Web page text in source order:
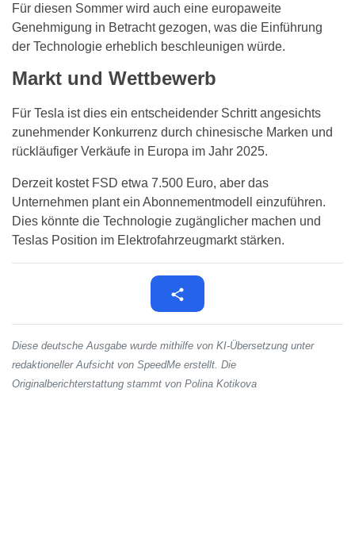
Für diesen Sommer wird auch eine europaweite
Genehmigung in Betracht gezogen, was die Einführung
der Technologie erheblich beschleunigen würde.
Markt und Wettbewerb
Für Tesla ist dies ein entscheidender Schritt angesichts
zunehmender Konkurrenz durch chinesische Marken und
rückläufiger Verkäufe in Europa im Jahr 2025.
Derzeit kostet FSD etwa 7.500 Euro, aber das
Unternehmen plant ein Abonnementmodell einzuführen.
Dies könnte die Technologie zugänglicher machen und
Teslas Position im Elektrofahrzeugmarkt stärken.
Diese deutsche Ausgabe wurde mithilfe von KI-Übersetzung unter
redaktioneller Aufsicht von SpeedMe erstellt. Die
Originalberichterstattung stammt von Polina Kotikova